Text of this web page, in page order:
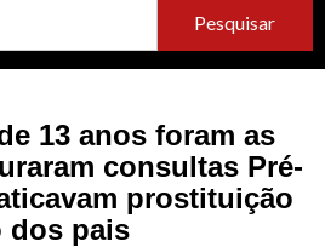
13 anos foram as
consultas Pré-
prostituição
dos pais